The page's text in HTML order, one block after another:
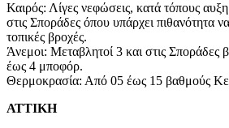
Καιρός: Λίγες νεφώσεις, κατά τόπους
στις Σποράδες όπου υπάρχει πιθανότητα
τοπικές βροχές.
Άνεμοι: Μεταβλητοί 3 και στις Σποράδες
έως 4 μποφόρ.
Θερμοκρασία: Από 05 έως 15 βαθμούς
ΑΤΤΙΚΗ